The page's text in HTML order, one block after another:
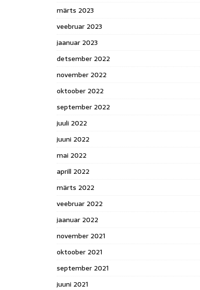
märts 2023
veebruar 2023
jaanuar 2023
detsember 2022
november 2022
oktoober 2022
september 2022
juuli 2022
juuni 2022
mai 2022
aprill 2022
märts 2022
veebruar 2022
jaanuar 2022
november 2021
oktoober 2021
september 2021
juuni 2021